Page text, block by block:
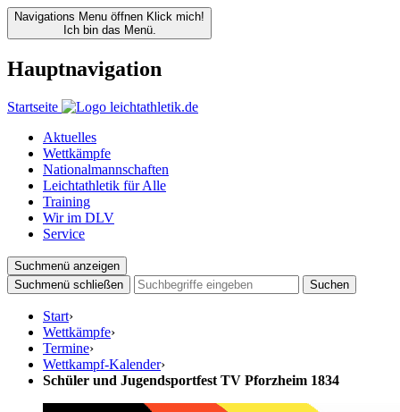
Navigations Menu öffnen Klick mich!
Ich bin das Menü.
Hauptnavigation
Startseite
Aktuelles
Wettkämpfe
Nationalmannschaften
Leichtathletik für Alle
Training
Wir im DLV
Service
Suchmenü anzeigen
Suchmenü schließen
Suchen
Start›
Wettkämpfe›
Termine›
Wettkampf-Kalender›
Schüler und Jugendsportfest TV Pforzheim 1834